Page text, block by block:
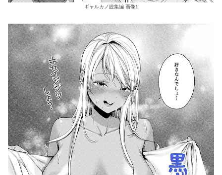
ギャルカノ総集編 画像1